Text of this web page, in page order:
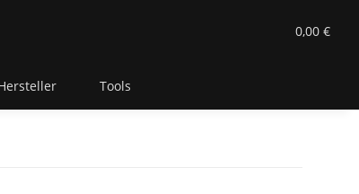
0,00 €
Tools